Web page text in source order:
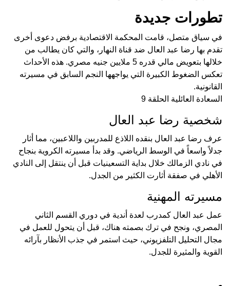
تطورات جديدة
في سياق متصل، قامت المحكمة الاقتصادية برفض دعوى أخرى
تقدم بها رضا عبد العال ضد قناة النهار، والتي كان يطالب من
خلالها بتعويض مالي قدره 5 ملايين جنيه مصري. هذه الأحداث
تعكس الضغوط الكبيرة التي يواجهها النجم السابق في مسيرته
القانونية.
السعادة العائلية الحلقة 9
شخصية رضا عبد العال
عرف رضا عبد العال بنقده اللاذع للمدربين واللاعبين، مما أثار
جدلاً واسعاً في الوسط الرياضي. وقد بدأ مسيرته الكروية بنجاح
في نادي الزمالك خلال بداية التسعينيات قبل أن ينتقل إلى النادي
الأهلي في صفقة أثارت الكثير من الجدل.
مسيرته المهنية
عمل عبد العال كمدرب لعدة أندية في دوري القسم الثاني
المصري، ونجح في ترك بصمته هناك، قبل أن يتحول للعمل في
مجال التحليل التلفزيوني، حيث استمر في جذب الأنظار بآرائه
القوية والمثيرة للجدل.